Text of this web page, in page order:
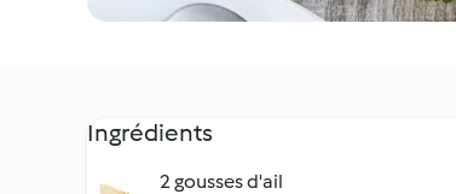
Ingrédients
2 gousses d'ail